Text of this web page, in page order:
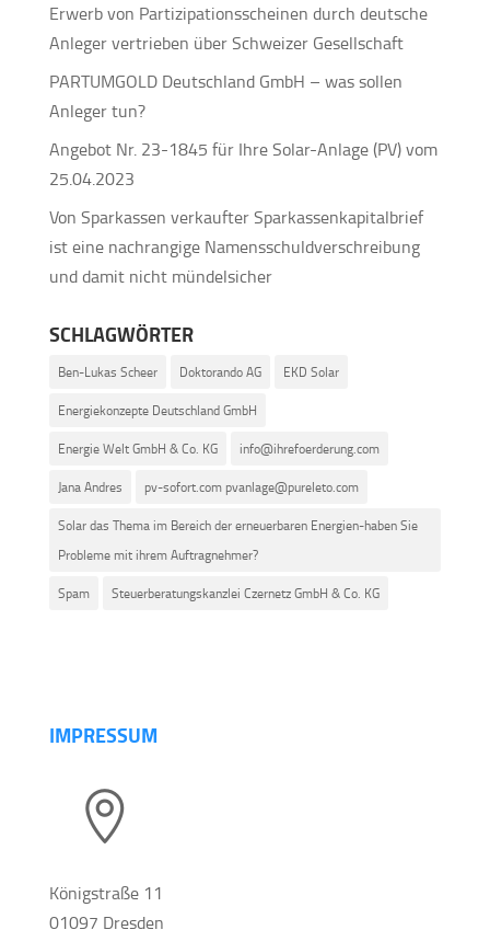
Erwerb von Partizipationsscheinen durch deutsche
Anleger vertrieben über Schweizer Gesellschaft
PARTUMGOLD Deutschland GmbH – was sollen
Anleger tun?
Angebot Nr. 23-1845 für Ihre Solar-Anlage (PV) vom
25.04.2023
Von Sparkassen verkaufter Sparkassenkapitalbrief
ist eine nachrangige Namensschuldverschreibung
und damit nicht mündelsicher
SCHLAGWÖRTER
Ben-Lukas Scheer Doktorando AG EKD Solar
Energiekonzepte Deutschland GmbH
Energie Welt GmbH & Co. KG info@ihrefoerderung.com
Jana Andres pv-sofort.com pvanlage@pureleto.com
Solar das Thema im Bereich der erneuerbaren Energien-haben Sie
Probleme mit ihrem Auftragnehmer?
Spam Steuerberatungskanzlei Czernetz GmbH & Co. KG
IMPRESSUM

Königstraße 11
01097 Dresden